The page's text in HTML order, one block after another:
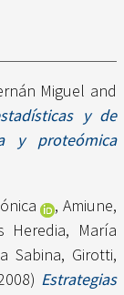
Miguel and
y de
y proteómica
,Amiune,
Heredia, María
Sabina, Girotti,
Estrategias